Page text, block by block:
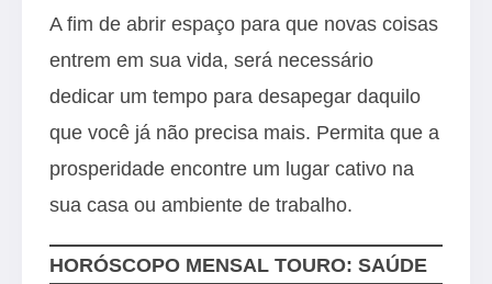
A fim de abrir espaço para que novas coisas
entrem em sua vida, será necessário
dedicar um tempo para desapegar daquilo
que você já não precisa mais. Permita que a
prosperidade encontre um lugar cativo na
sua casa ou ambiente de trabalho.
HORÓSCOPO MENSAL TOURO: SAÚDE